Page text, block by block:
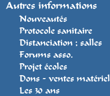
Autres informations
Nouveautés
Protocole sanitaire
Distanciation ; salles
Forums asso.
Projet écoles
Dons - ventes matériel
Les 30 ans